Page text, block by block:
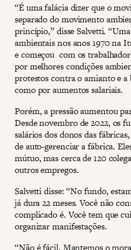
“É uma falácia dizer que o
separado do movimento
princípio,” disse Salvetti.
ambientais nos anos 1970 na
e começou com os
por melhores condições
protestos contra o amianto e a
como por aumentos salariais.
Porém, a pressão aumentou
Desde novembro de 2022, os
salários dos donos das
de auto-gerenciar a fábrica.
mútuo, mas cerca de 120
outros empregos.
Salvetti disse: “No fundo,
já dura 22 meses. Você não
complicado é. Você tem que
organizar manifestações.
“Não é fácil. Mantemos o